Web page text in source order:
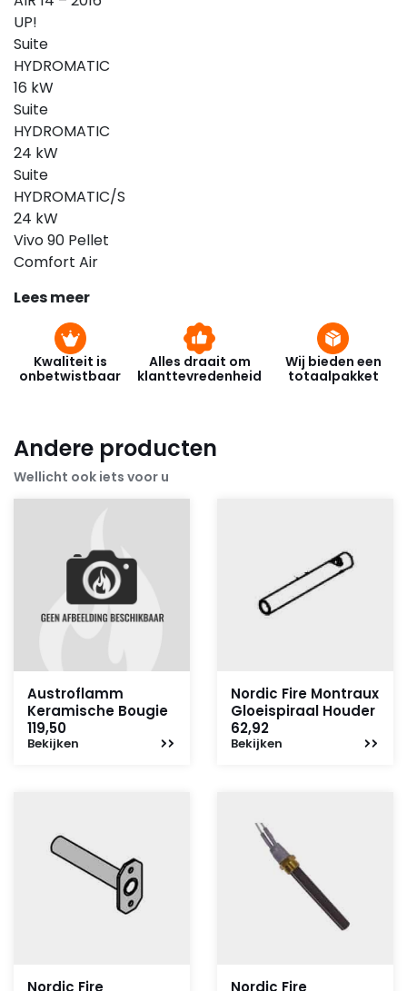
UP!
Suite
HYDROMATIC
16 kW
Suite
HYDROMATIC
24 kW
Suite
HYDROMATIC/S
24 kW
Vivo 90 Pellet
Comfort Air
Lees meer
Kwaliteit is
onbetwistbaar
Alles draait om
klanttevredenheid
Wij bieden een
totaalpakket
Andere producten
Wellicht ook iets voor u
Austroflamm
Keramische Bougie
119,50
Bekijken
Nordic Fire Montraux
Gloeispiraal Houder
62,92
Bekijken